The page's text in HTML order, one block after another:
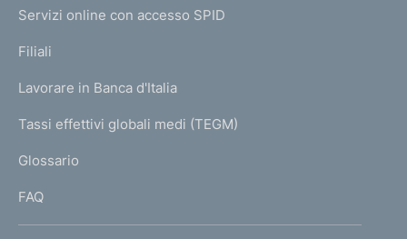
e
a
g
N
K
T
I
I
Servizi online con accesso SPID
Filiali
Lavorare in Banca d'Italia
Tassi effettivi globali medi (TEGM)
Glossario
FAQ